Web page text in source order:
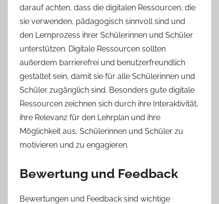
darauf achten, dass die digitalen Ressourcen, die
sie verwenden, pädagogisch sinnvoll sind und
den Lernprozess ihrer Schülerinnen und Schüler
unterstützen. Digitale Ressourcen sollten
außerdem barrierefrei und benutzerfreundlich
gestaltet sein, damit sie für alle Schülerinnen und
Schüler zugänglich sind. Besonders gute digitale
Ressourcen zeichnen sich durch ihre Interaktivität,
ihre Relevanz für den Lehrplan und ihre
Möglichkeit aus, Schülerinnen und Schüler zu
motivieren und zu engagieren.
Bewertung und Feedback
Bewertungen und Feedback sind wichtige